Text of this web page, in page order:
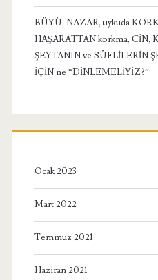
BÜYÜ, NAZAR, uykuda
HAŞARATTAN korkma, CİN,
ŞEYTANIN ve SÜFLİLERİN
İÇİN ne “DİNLEMELİYİZ?”
Ocak 2023
Mart 2022
Temmuz 2021
Haziran 2021